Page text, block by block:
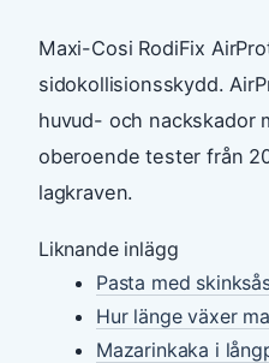
Maxi-Cosi RodiFix
sidokollisionsskydd.
huvud- och nackskador
oberoende tester från
lagkraven.
Liknande inlägg
Pasta med
Hur länge växer
Mazarinkaka i